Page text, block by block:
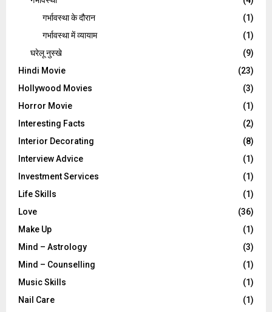
गर्भावस्‍था के दौरान
(1)
गर्भावस्था में व्यायाम
(1)
घरेलू नुस्‍खे
(9)
Hindi Movie
(23)
Hollywood Movies
(3)
Horror Movie
(1)
Interesting Facts
(2)
Interior Decorating
(8)
Interview Advice
(1)
Investment Services
(1)
Life Skills
(1)
Love
(36)
Make Up
(1)
Mind – Astrology
(3)
Mind – Counselling
(1)
Music Skills
(1)
Nail Care
(1)